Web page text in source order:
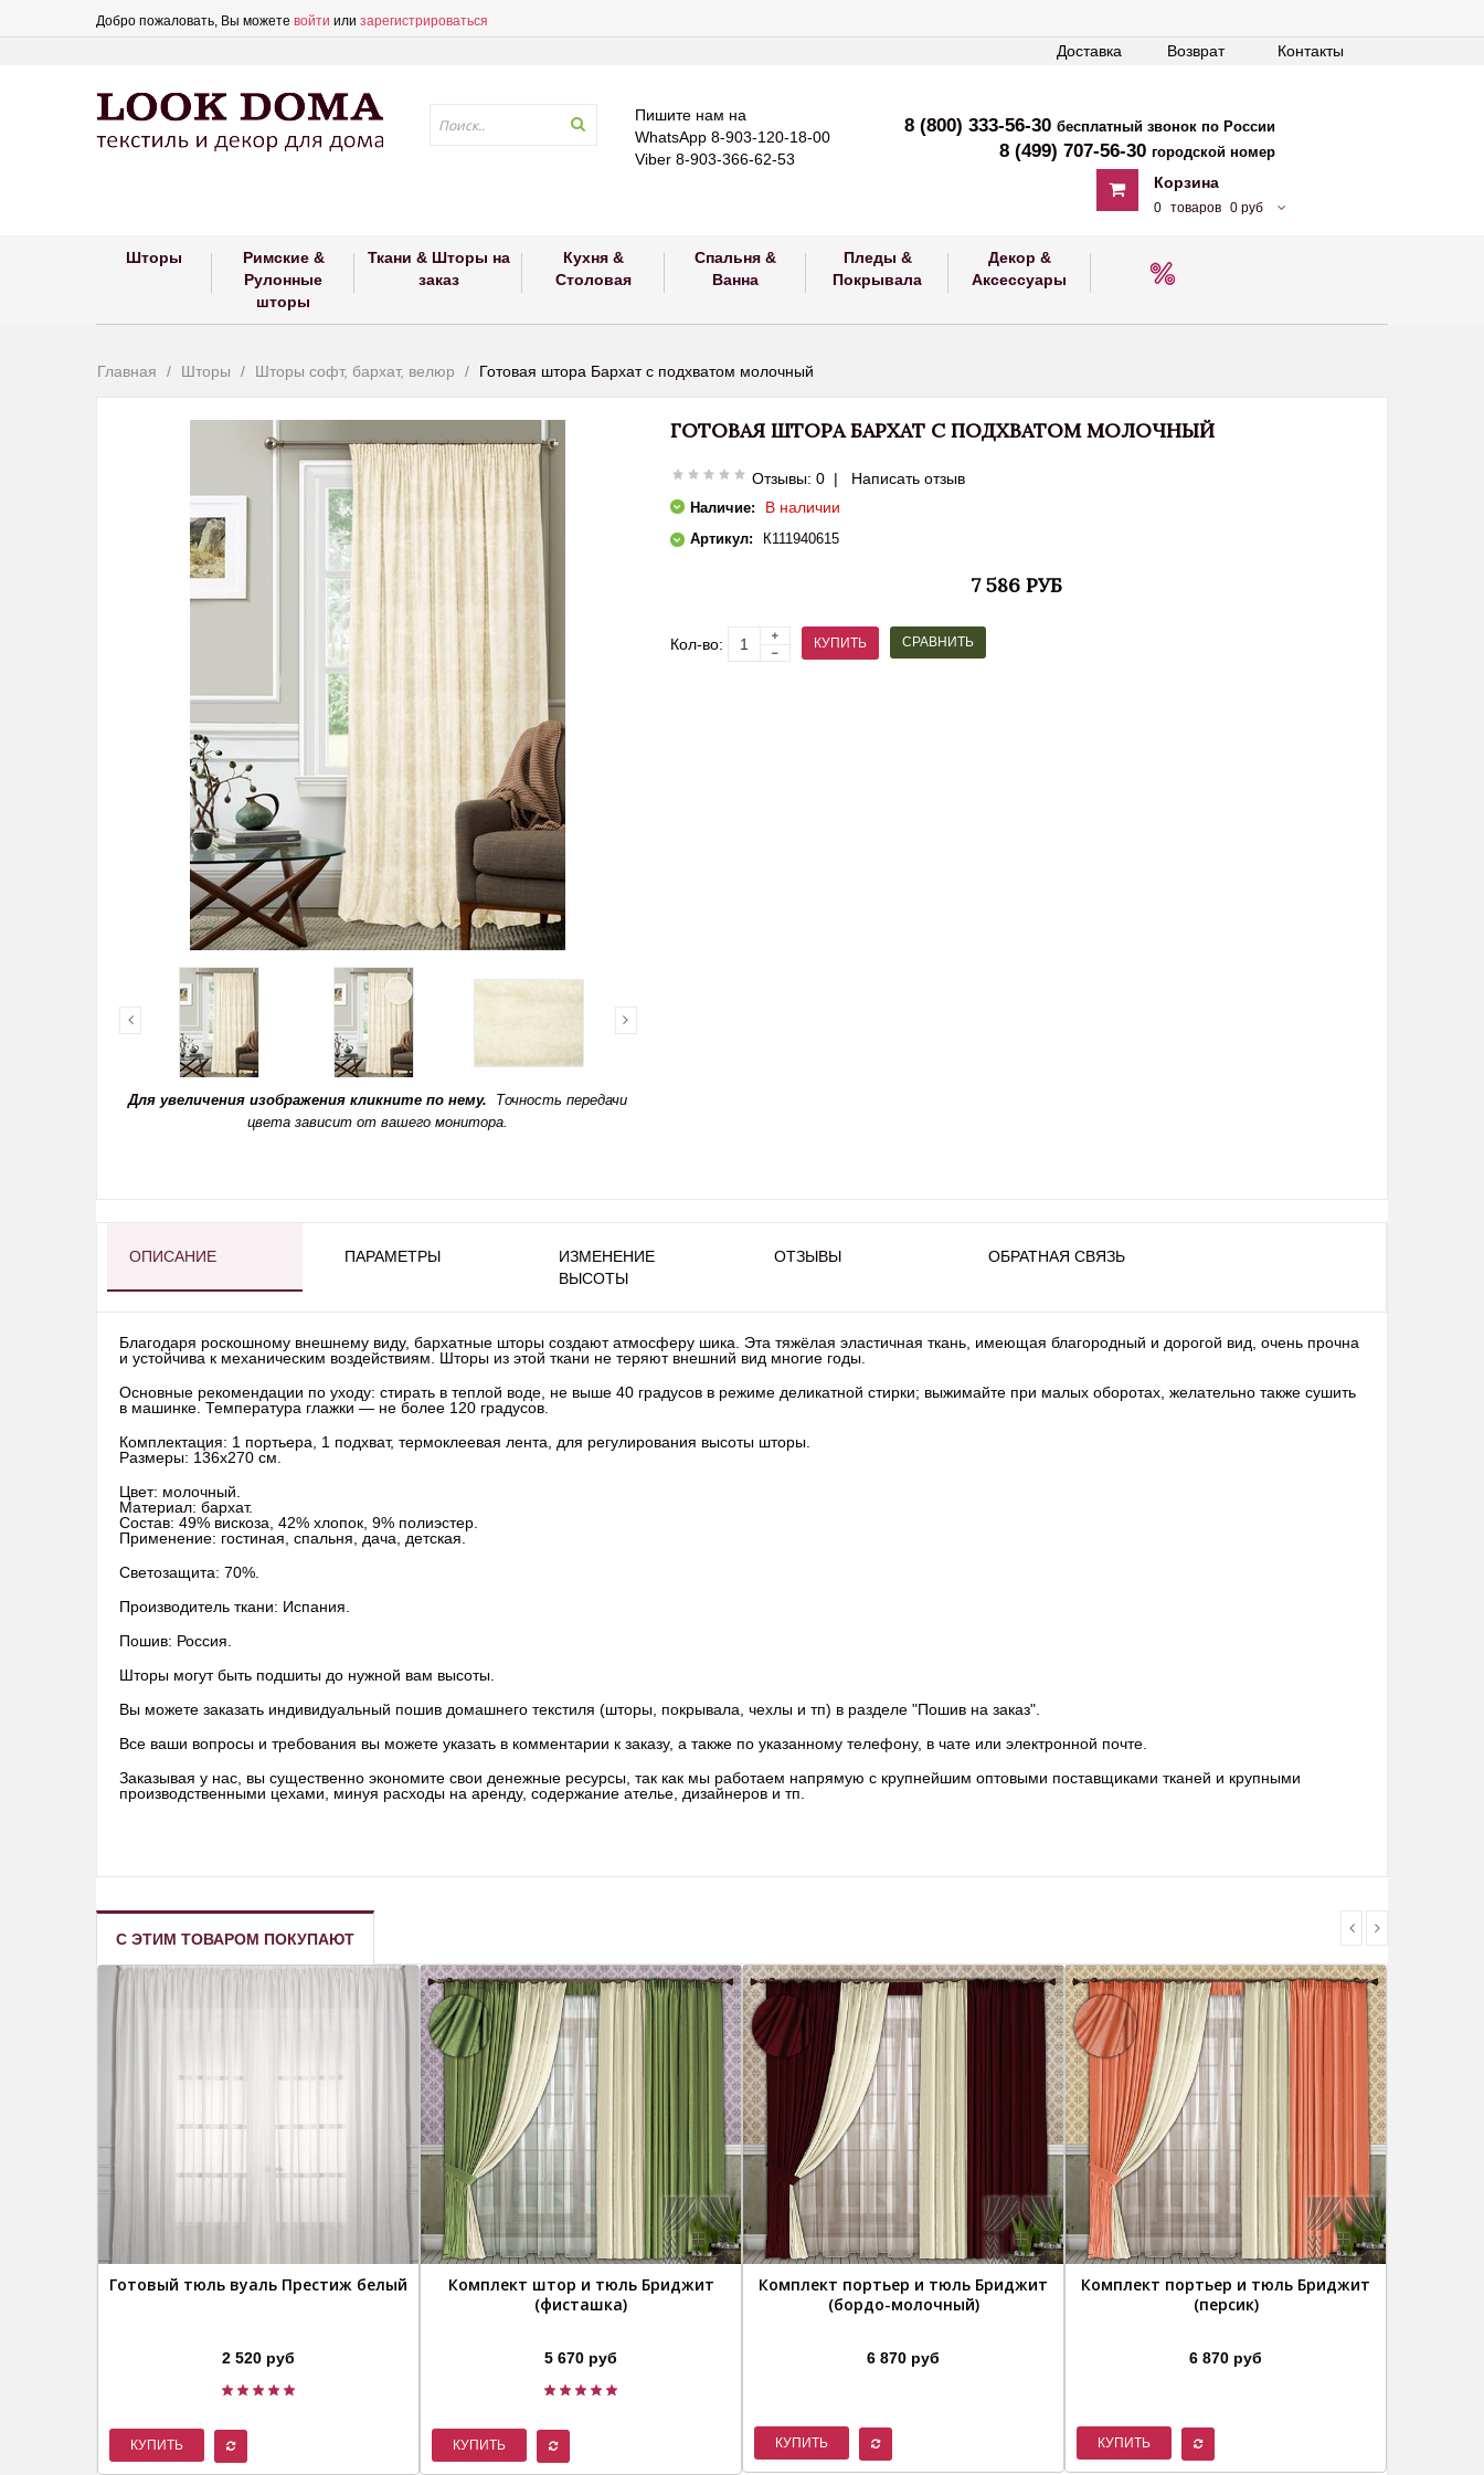
Добро пожаловать, Вы можете войти или зарегистрироваться
Контакты
Возврат
Доставка
Пишите нам на
WhatsApp 8-903-120-18-00
Viber 8-903-366-62-53
8 (800) 333-56-30 бесплатный звонок по России
8 (499) 707-56-30 городской номер
Корзина
0 товаров 0 руб
Шторы
Римские &
Рулонные
шторы
Ткани & Шторы на
заказ
Кухня &
Столовая
Спальня &
Ванна
Пледы &
Покрывала
Декор &
Аксессуары
Главная Шторы Шторы софт, бархат, велюр Готовая штора Бархат с подхватом молочный
Для увеличения изображения кликните по нему. Точность передачи
цвета зависит от вашего монитора.
ГОТОВАЯ ШТОРА БАРХАТ С ПОДХВАТОМ МОЛОЧНЫЙ
Отзывы: 0| Написать отзыв
Наличие: В наличии
Артикул: К111940615
7 586 РУБ
Кол-во: КУПИТЬ СРАВНИТЬ
ОПИСАНИЕ ПАРАМЕТРЫ
ИЗМЕНЕНИЕ
ВЫСОТЫ
ОТЗЫВЫ ОБРАТНАЯ СВЯЗЬ
Благодаря роскошному внешнему виду, бархатные шторы создают атмосферу шика. Эта тяжёлая эластичная ткань, имеющая благородный и дорогой вид, очень прочна
и устойчива к механическим воздействиям. Шторы из этой ткани не теряют внешний вид многие годы.
Основные рекомендации по уходу: стирать в теплой воде, не выше 40 градусов в режиме деликатной стирки; выжимайте при малых оборотах, желательно также сушить
в машинке. Температура глажки — не более 120 градусов.
Комплектация: 1 портьера, 1 подхват, термоклеевая лента, для регулирования высоты шторы.
Размеры: 136х270 см.
Цвет: молочный.
Материал: бархат.
Состав: 49% вискоза, 42% хлопок, 9% полиэстер.
Применение: гостиная, спальня, дача, детская.
Светозащита: 70%.
Производитель ткани: Испания.
Пошив: Россия.
Шторы могут быть подшиты до нужной вам высоты.
Вы можете заказать индивидуальный пошив домашнего текстиля (шторы, покрывала, чехлы и тп) в разделе "Пошив на заказ".
Все ваши вопросы и требования вы можете указать в комментарии к заказу, а также по указанному телефону, в чате или электронной почте.
Заказывая у нас, вы существенно экономите свои денежные ресурсы, так как мы работаем напрямую с крупнейшим оптовыми поставщиками тканей и крупными
производственными цехами, минуя расходы на аренду, содержание ателье, дизайнеров и тп.
С ЭТИМ ТОВАРОМ ПОКУПАЮТ
Готовый тюль вуаль Престиж белый
2 520 руб
КУПИТЬ
Комплект штор и тюль Бриджит
(фисташка)
5 670 руб
КУПИТЬ
Комплект портьер и тюль Бриджит
(бордо-молочный)
6 870 руб
КУПИТЬ
Комплект портьер и тюль Бриджит
(персик)
6 870 руб
КУПИТЬ